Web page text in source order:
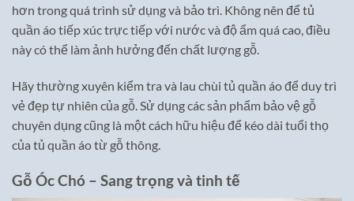
hơn trong quá trình sử dụng và bảo trì. Không nên để tủ
quần áo tiếp xúc trực tiếp với nước và độ ẩm quá cao, điều
này có thể làm ảnh hưởng đến chất lượng gỗ.
Hãy thường xuyên kiểm tra và lau chùi tủ quần áo để duy trì
vẻ đẹp tự nhiên của gỗ. Sử dụng các sản phẩm bảo vệ gỗ
chuyên dụng cũng là một cách hữu hiệu để kéo dài tuổi thọ
của tủ quần áo từ gỗ thông.
Gỗ Óc Chó – Sang trọng và tinh tế